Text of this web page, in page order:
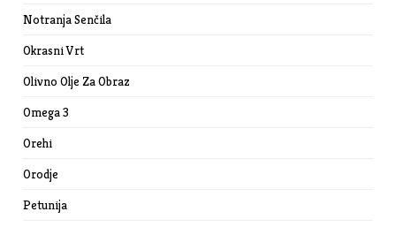
Notranja Senčila
Okrasni Vrt
Olivno Olje Za Obraz
Omega 3
Orehi
Orodje
Petunija